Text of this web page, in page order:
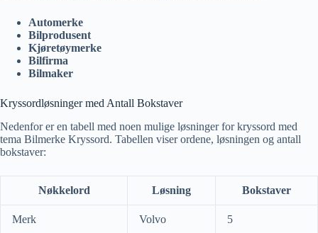
Automerke
Bilprodusent
Kjøretøymerke
Bilfirma
Bilmaker
Kryssordløsninger med Antall Bokstaver
Nedenfor er en tabell med noen mulige løsninger for kryssord med
tema Bilmerke Kryssord. Tabellen viser ordene, løsningen og antall
bokstaver:
Nøkkelord Løsning Bokstaver
Merk Volvo 5